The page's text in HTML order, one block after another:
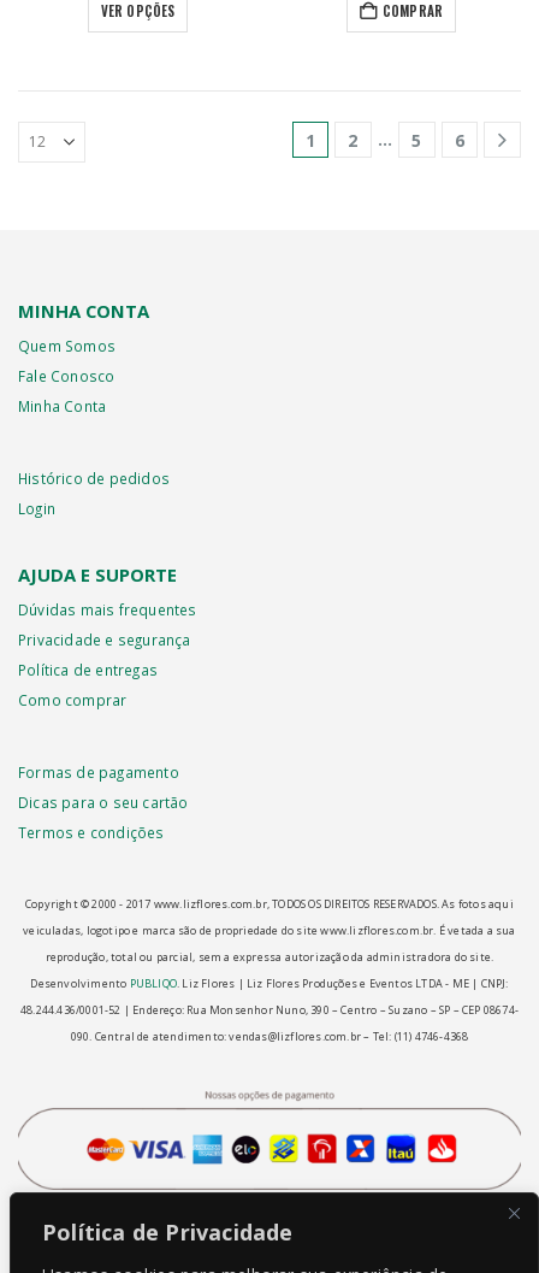
Política de Privacidade
VER OPÇÕES
produto
várias
COMPRAR
1 2 … 5 6
MINHA CONTA
Quem Somos
Fale Conosco
Minha Conta
Histórico de pedidos
Login
AJUDA E SUPORTE
Dúvidas mais frequentes
Privacidade e segurança
Política de entregas
Como comprar
Formas de pagamento
Dicas para o seu cartão
Termos e condições
Copyright © 2000 - ­2017 www.lizflores.com.br, TODOS OS DIREITOS RESERVADOS. As fotos aqui
veiculadas, logotipo e marca são de propriedade do site www.lizflores.com.br. É vetada a sua
reprodução, total ou parcial, sem a expressa autorização da administradora do site.
Desenvolvimento PUBLIQO. Liz Flores | Liz Flores Produções e Eventos LTDA - ME | CNPJ:
48.244.436/0001-52 | Endereço: Rua Monsenhor Nuno, 390 – Centro – Suzano – SP – CEP 08674-
090. Central de atendimento: vendas@lizflores.com.br – Tel: (11) 4746-4368